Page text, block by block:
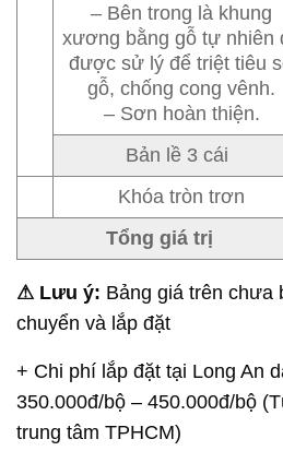
– Bên trong là khung
xương bằng gỗ tự nhiên
được sử lý để triệt tiêu
gỗ, chống cong vênh.
– Sơn hoàn thiện.
Bản lề 3 cái
Khóa tròn trơn
Tổng giá trị
⚠ Lưu ý: Bảng giá trên chưa
chuyển và lắp đặt
+ Chi phí lắp đặt tại Long An
350.000đ/bộ – 450.000đ/bộ
trung tâm TPHCM)